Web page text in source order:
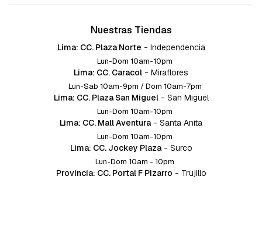
Nuestras Tiendas
Lima: CC. Plaza Norte - Independencia
Lun-Dom 10am-10pm
Lima: CC. Caracol - Miraflores
Lun-Sab 10am-9pm / Dom 10am-7pm
Lima: CC. Plaza San Miguel - San Miguel
Lun-Dom 10am-10pm
Lima: CC. Mall Aventura - Santa Anita
Lun-Dom 10am-10pm
Lima: CC. Jockey Plaza - Surco
Lun-Dom 10am - 10pm
Provincia: CC. Portal F Pizarro - Trujillo